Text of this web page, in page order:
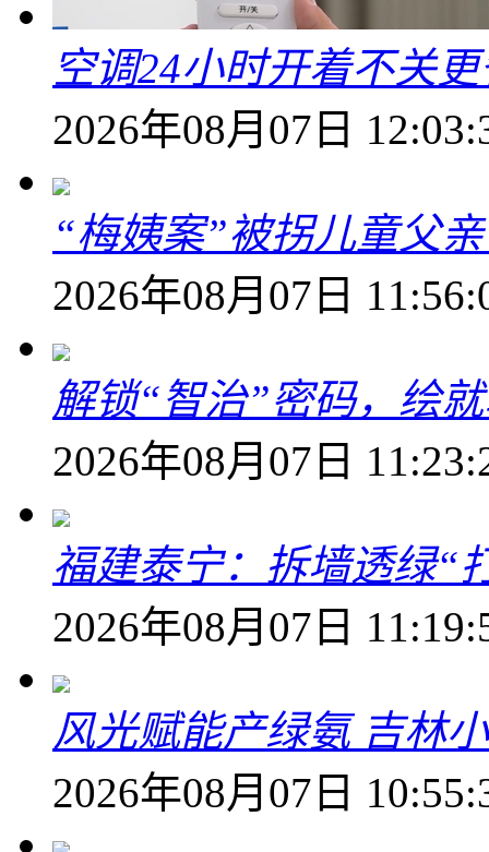
空调24小时开着不关
2026年08月07日
“梅姨案”被拐儿童父
2026年08月07日
解锁“智治”密码，绘
2026年08月07日
福建泰宁：拆墙透绿“
2026年08月07日
风光赋能产绿氨 吉林
2026年08月07日